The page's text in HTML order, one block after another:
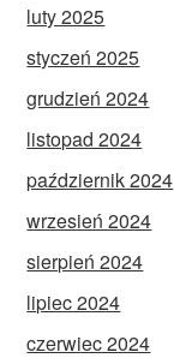
luty 2025
styczeń 2025
grudzień 2024
listopad 2024
październik 2024
wrzesień 2024
sierpień 2024
lipiec 2024
czerwiec 2024